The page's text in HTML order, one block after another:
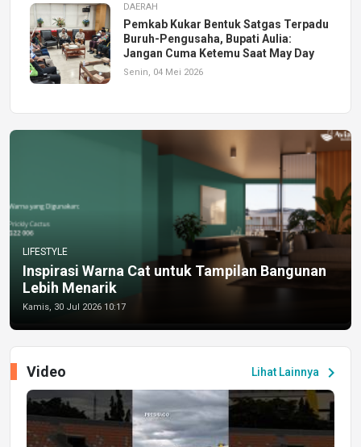
DAERAH
Pemkab Kukar Bentuk Satgas Terpadu
Buruh-Pengusaha, Bupati Aulia:
Jangan Cuma Ketemu Saat May Day
Senin, 04 Mei 2026
LIFESTYLE
Inspirasi Warna Cat untuk Tampilan Bangunan
Lebih Menarik
Kamis, 30 Jul 2026 10:17
Lihat Lainnya chevron_right
Video